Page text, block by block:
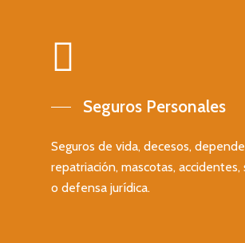
Seguros Personales
Seguros de vida, decesos,
repatriación, mascotas, accidentes,
o defensa jurídica.